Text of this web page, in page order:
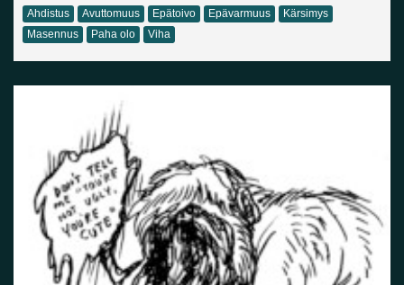
Ahdistus
Avuttomuus Epätoivo Epävarmuus
Kärsimys
Masennus
Paha olo Viha